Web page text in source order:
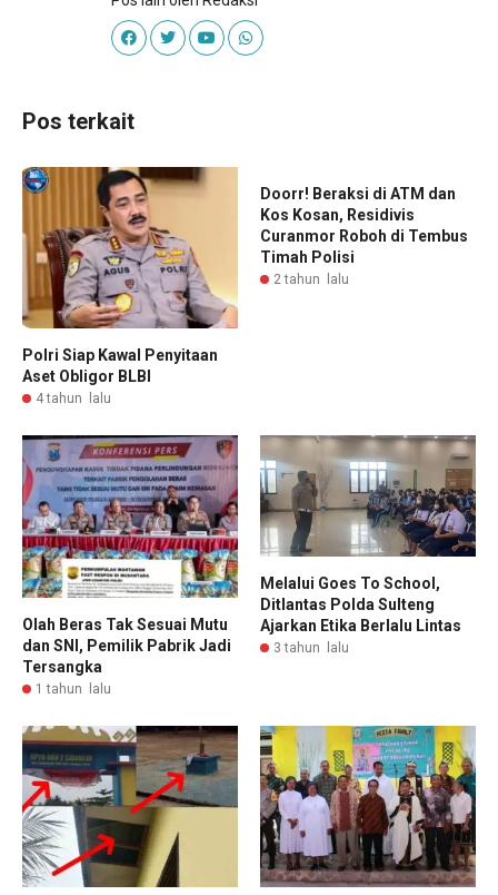
Pos terkait
Polri Siap Kawal Penyitaan
Aset Obligor BLBI
4 tahun lalu
Doorr! Beraksi di ATM dan
Kos Kosan, Residivis
Curanmor Roboh di Tembus
Timah Polisi
2 tahun lalu
Olah Beras Tak Sesuai Mutu
dan SNI, Pemilik Pabrik Jadi
Tersangka
1 tahun lalu
Melalui Goes To School,
Ditlantas Polda Sulteng
Ajarkan Etika Berlalu Lintas
3 tahun lalu